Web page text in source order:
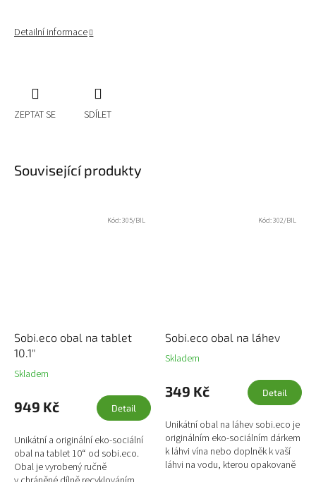
Detailní informace
ZEPTAT SE SDÍLET
Související produkty
Sobi.eco obal na tablet
10.1"
Skladem
949 Kč Detail
Unikátní a originální eko-sociální
obal na tablet 10“ od sobi.eco.
Obal je vyrobený ručně
Kód:305/BIL
Sobi.eco obal na láhev
Skladem
349 Kč Detail
Unikátní obal na láhev sobi.eco je
originálním eko-sociálním dárkem
k láhvi vína nebo doplněk k vaší
láhvi na vodu, kterou opakovaně
Kód:302/BIL